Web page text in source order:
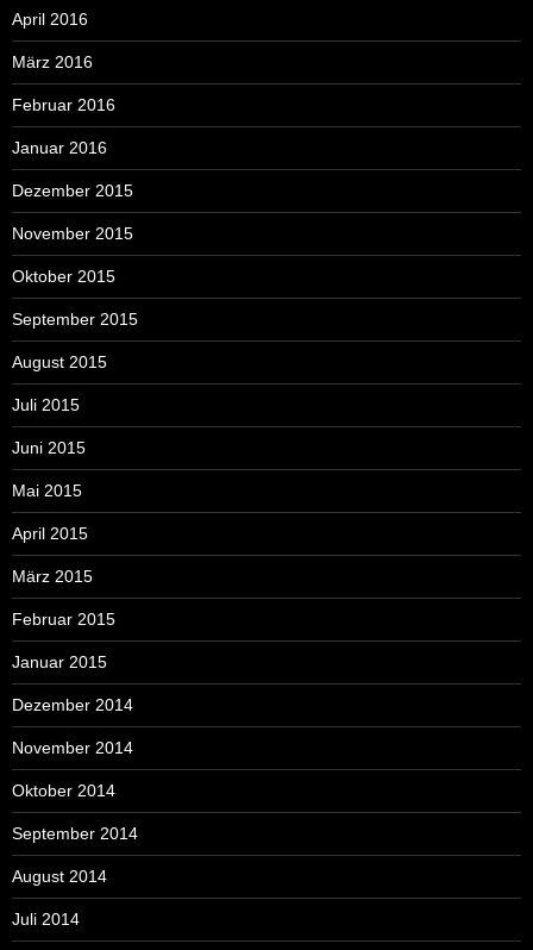
April 2016
März 2016
Februar 2016
Januar 2016
Dezember 2015
November 2015
Oktober 2015
September 2015
August 2015
Juli 2015
Juni 2015
Mai 2015
April 2015
März 2015
Februar 2015
Januar 2015
Dezember 2014
November 2014
Oktober 2014
September 2014
August 2014
Juli 2014